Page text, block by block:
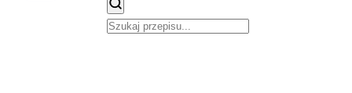
Gastronomiczne piece